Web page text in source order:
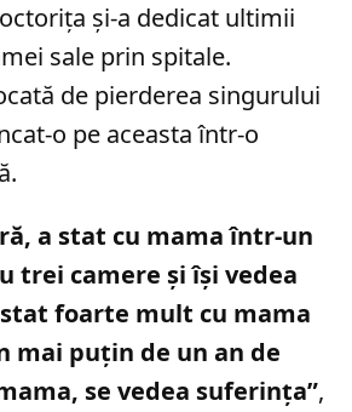
și-a dedicat ultimii
sale prin spitale.
de pierderea singurului
o pe aceasta într-o
a stat cu mama într-un
trei camere și își vedea
foarte mult cu mama
mai puțin de un an de
se vedea suferința”,